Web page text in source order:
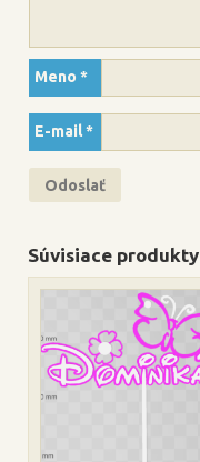
Meno *
E-mail*
Súvisiace produkty